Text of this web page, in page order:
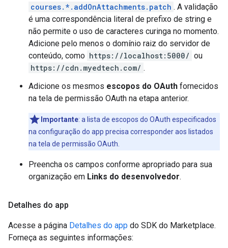
courses.*.addOnAttachments.patch . A validação
é uma correspondência literal de prefixo de string e
não permite o uso de caracteres curinga no momento.
Adicione pelo menos o domínio raiz do servidor de
conteúdo, como https://localhost:5000/ ou
https://cdn.myedtech.com/ .
Adicione os mesmos escopos do OAuth fornecidos
na tela de permissão OAuth na etapa anterior.
Importante: a lista de escopos do OAuth especificados
na configuração do app precisa corresponder aos listados
na tela de permissão OAuth.
Preencha os campos conforme apropriado para sua
organização em Links do desenvolvedor.
Detalhes do app
Acesse a página Detalhes do app do SDK do Marketplace.
Forneça as seguintes informações: